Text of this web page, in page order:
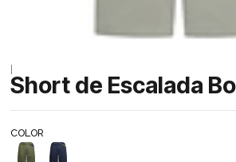
Short de Escalada
COLOR